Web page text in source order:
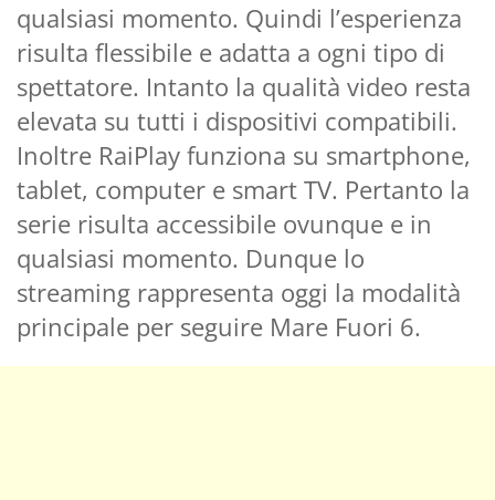
qualsiasi momento. Quindi l’esperienza
risulta flessibile e adatta a ogni tipo di
spettatore. Intanto la qualità video resta
elevata su tutti i dispositivi compatibili.
Inoltre RaiPlay funziona su smartphone,
tablet, computer e smart TV. Pertanto la
serie risulta accessibile ovunque e in
qualsiasi momento. Dunque lo
streaming rappresenta oggi la modalità
principale per seguire Mare Fuori 6.